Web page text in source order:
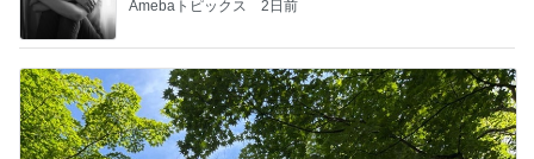
Amebaトピックス 2日前